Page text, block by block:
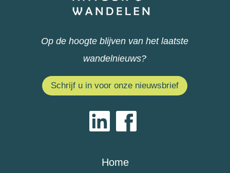
Op de hoogte blijven van het laatste
wandelnieuws?
Schrijf u in voor onze nieuwsbrief
Home